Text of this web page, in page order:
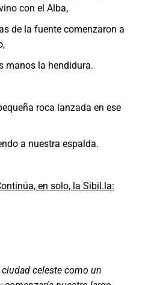
con el Alba,
de la fuente comenzaron a
manos la hendidura.
roca lanzada en ese
a nuestra espalda.
en solo, la Sibil.la:
celeste como un